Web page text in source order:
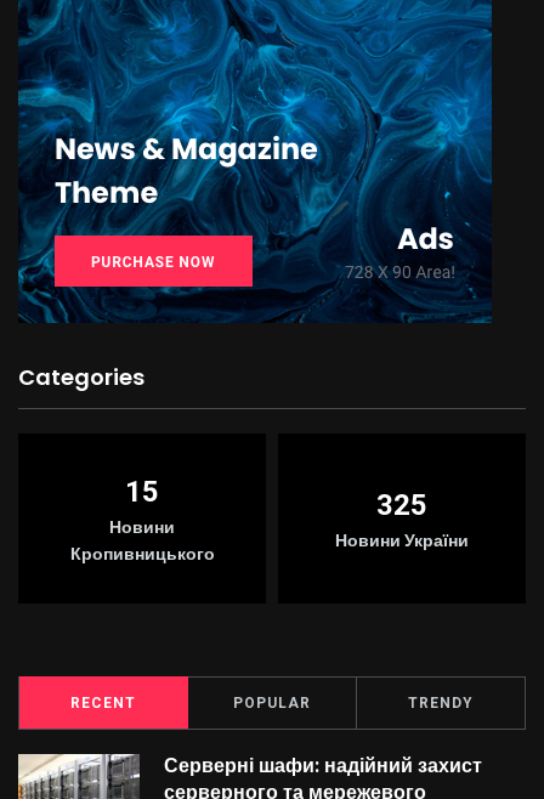
Categories
15
Новини
Кропивницького
325
Новини України
RECENT POPULAR TRENDY
Серверні шафи: надійний захист
серверного та мережевого